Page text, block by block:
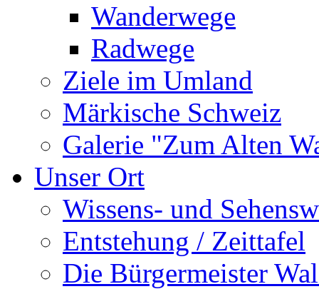
Wanderwege
Radwege
Ziele im Umland
Märkische Schweiz
Galerie "Zum Alten
Unser Ort
Wissens- und
Entstehung / Zeittafel
Die Bürgermeister